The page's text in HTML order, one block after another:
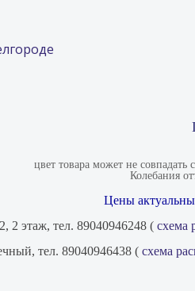
цвет товара может не
Колебания
Цены
2 этаж, тел. 89040946248 ( схема
тел. 89040946438 ( схема